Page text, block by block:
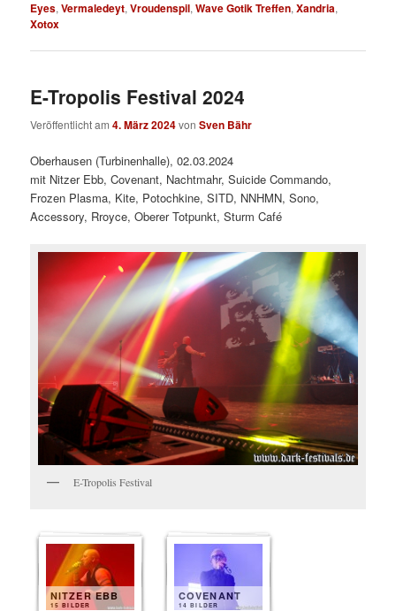
Eyes,Vermaledeyt,Vroudenspil,Wave Gotik Treffen,Xandria,
Xotox
E-Tropolis Festival 2024
Veröffentlicht am4. März 2024vonSven Bähr
Oberhausen (Turbinenhalle), 02.03.2024
mit Nitzer Ebb, Covenant, Nachtmahr, Suicide Commando,
Frozen Plasma, Kite, Potochkine, SITD, NNHMN, Sono,
Accessory, Rroyce, Oberer Totpunkt, Sturm Café
E-Tropolis Festival
NITZER EBB
15 BILDER
COVENANT
14 BILDER